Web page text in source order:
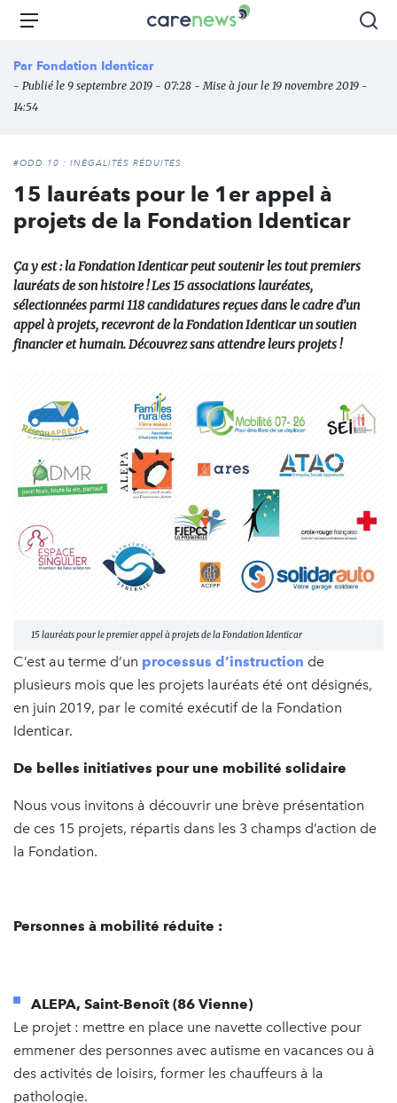
Aller
principal
Carenews,
des
Menu
Par Fondation Identicar
- Publié le 9 septembre 2019 - 07:28 - Mise à jour le 19 novembre 2019 -
14:54
#ODD 10 : INÉGALITÉS RÉDUITES
15 lauréats pour le 1er appel à
projets de la Fondation Identicar
Ça y est : la Fondation Identicar peut soutenir les tout premiers
lauréats de son histoire ! Les 15 associations lauréates,
sélectionnées parmi 118 candidatures reçues dans le cadre d’un
appel à projets, recevront de la Fondation Identicar un soutien
financier et humain. Découvrez sans attendre leurs projets !
15 lauréats pour le premier appel à projets de la Fondation Identicar
C’est au terme d’un processus d’instruction de
plusieurs mois que les projets lauréats été ont désignés,
en juin 2019, par le comité exécutif de la Fondation
Identicar.
De belles initiatives pour une mobilité solidaire
Nous vous invitons à découvrir une brève présentation
de ces 15 projets, répartis dans les 3 champs d’action de
la Fondation.
Personnes à mobilité réduite :
ALEPA, Saint-Benoît (86 Vienne)
Le projet : mettre en place une navette collective pour
emmener des personnes avec autisme en vacances ou à
des activités de loisirs, former les chauffeurs à la
pathologie.